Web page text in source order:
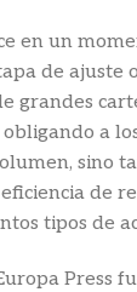
en un
de ajuste
grandes
a
sino
de
tipos de
Press